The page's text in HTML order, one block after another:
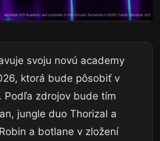
svoju novú academy
ktorá bude pôsobiť v
Podľa zdrojov bude tím
jungle duo Thorizal a
a botlane v zložení